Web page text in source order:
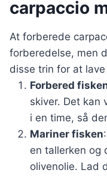
carpaccio
At forberede
forberedelse, men
disse trin for at
Forbered
skiver. Det kan
i en time, så
Mariner fisken
en tallerken og
olivenolie. Lad